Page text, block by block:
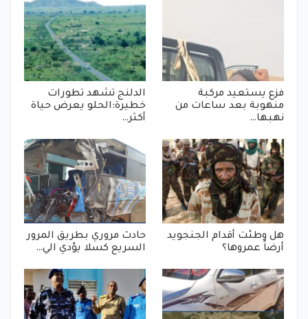
فزع يستعيد مركبة
منهوبة بعد ساعات من
نهبها…
الدلنج تشهد تطورات
خطيرة:الحلو يعرض حياة
أكثر…
هل وطئت أقدام الجنجويد
أرضاً عمروها؟
حادث مروري بطريق المرور
السريع كسلا يؤدي الي…